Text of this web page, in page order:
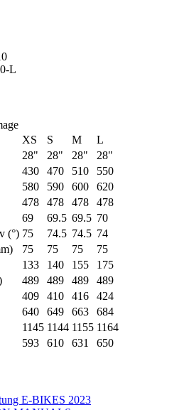
L
XS S M
L
28" 28" 28"
28"
430 470 510
550
580 590 600
620
478 478 478
478
69 69.5 69.5 70
(°) 75 74.5 74.5 74
75 75 75
75
133 140 155
175
489 489 489
489
409 410 416
424
640 649 663
684
1145 1144 1155 1164
593 610 631 650
E-BIKES 2023